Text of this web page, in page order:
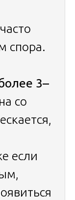
спора.
3–
со
если